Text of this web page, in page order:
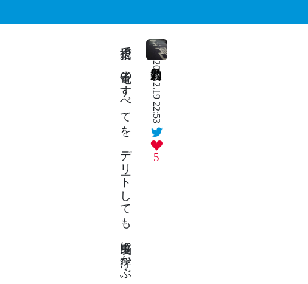
2024.2.19 22:53
5
親指で 電子のすべてを デリートしても 脳裏に浮かぶ 微笑み残る